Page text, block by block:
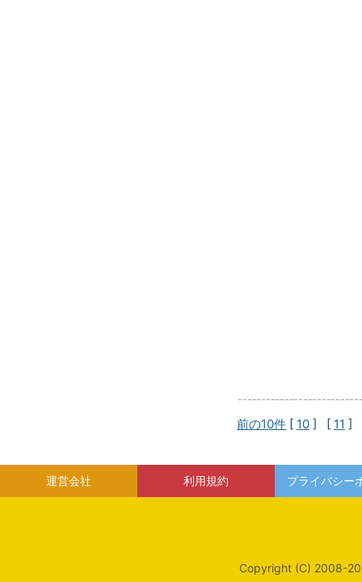
前の10件 [ 10 ] [ 11 ]
運営会社 利用規約 プライバシー
Copyright (C) 2008-